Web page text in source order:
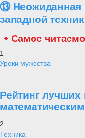
⑬ Неожиданная
западной
Самое
1
Уроки мужества
Рейтинг лучших
2
Техника